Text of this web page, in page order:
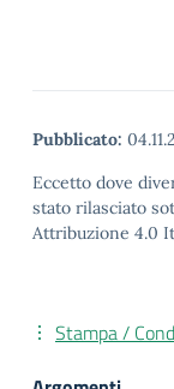
Pubblicato:
Eccetto dove
stato rilasciato
Attribuzione 4.0
Stampa /